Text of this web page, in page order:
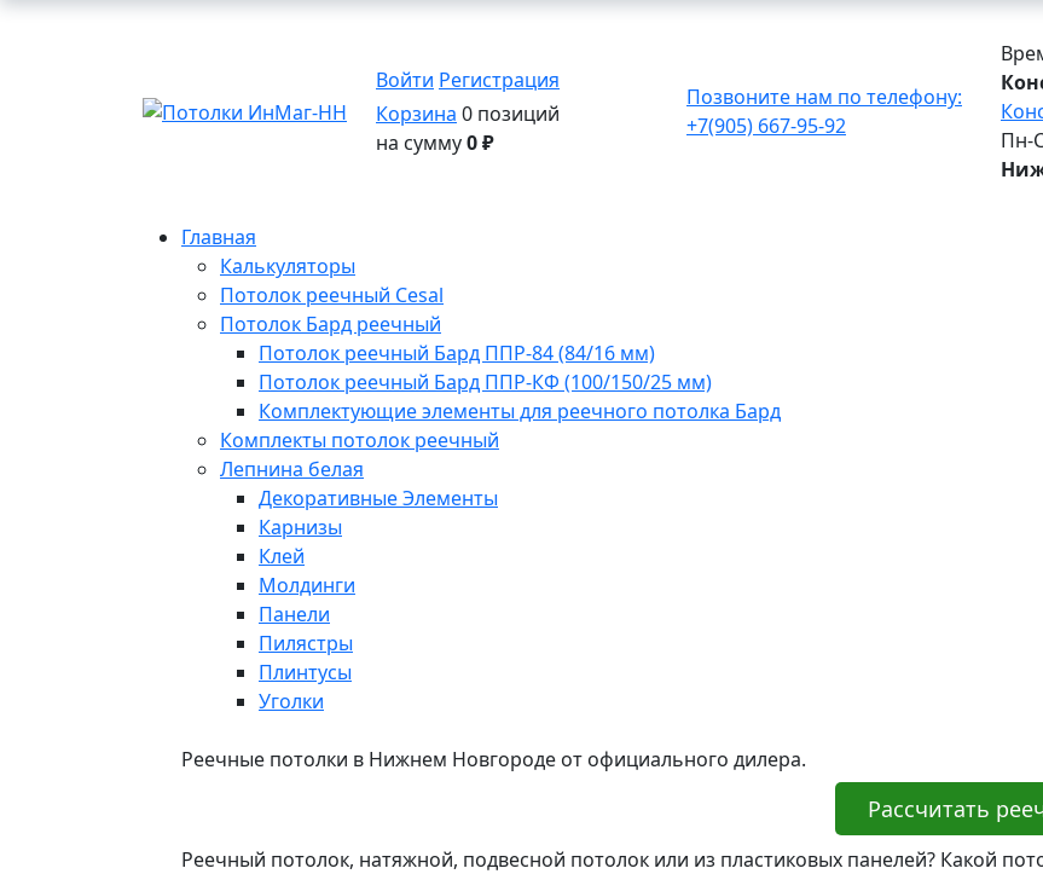
Войти Регистрация
Корзина 0 позиций
на сумму0 ₽
Позвоните нам по телефону:
+7(905) 667-95-92
Пн-
Главная
Калькуляторы
Потолок реечный Cesal
Потолок Бард реечный
Потолок реечный Бард ППР-84 (84/16 мм)
Потолок реечный Бард ППР-КФ (100/150/25 мм)
Комплектующие элементы для реечного потолка Бард
Комплекты потолок реечный
Лепнина белая
Декоративные Элементы
Карнизы
Клей
Молдинги
Панели
Пилястры
Плинтусы
Уголки
Реечные потолки в Нижнем Новгороде от официального дилера.
Рассчитать
Реечный потолок, натяжной, подвесной потолок или из пластиковых панелей? Какой